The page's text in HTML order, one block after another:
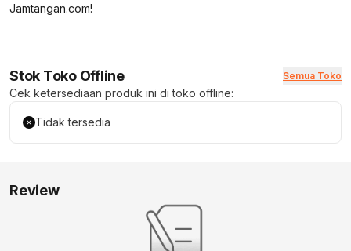
Jamtangan.com!
Stok Toko Offline Semua Toko
Cek ketersediaan produk ini di toko offline:
Tidak tersedia
Review